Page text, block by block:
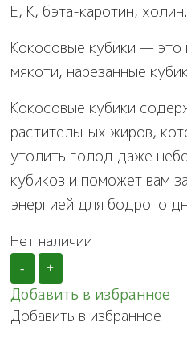
Е, К, бэта-каротин, холин.
Кокосовые кубики — это
мякоти, нарезанные
Кокосовые кубики
растительных жиров,
утолить голод даже
кубиков и поможет вам
энергией для бодрого
Нет наличии
- +
Добавить в избранное
Добавить в избранное